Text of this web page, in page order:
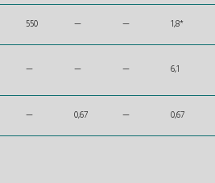
550 — — 1,8*
— — — 6,1
— 0,67 — 0,67